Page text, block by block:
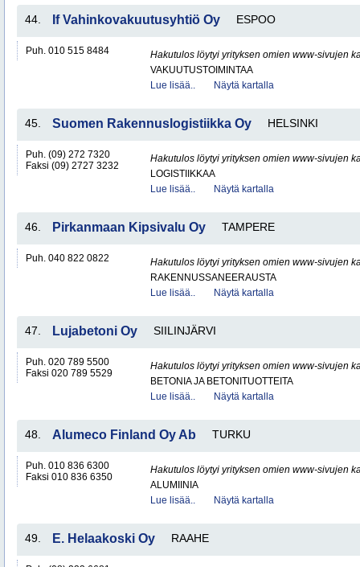
44. If Vahinkovakuutusyhtiö Oy ESPOO
Puh. 010 515 8484
Hakutulos löytyi yrityksen omien www-sivujen
VAKUUTUSTOIMINTAA
Lue lisää..
Näytä kartalla
45. Suomen Rakennuslogistiikka Oy HELSINKI
Puh. (09) 272 7320
Faksi (09) 2727 3232
Hakutulos löytyi yrityksen omien www-sivujen
LOGISTIIKKAA
Lue lisää..
Näytä kartalla
46. Pirkanmaan Kipsivalu Oy TAMPERE
Puh. 040 822 0822
Hakutulos löytyi yrityksen omien www-sivujen
RAKENNUSSANEERAUSTA
Lue lisää..
Näytä kartalla
47. Lujabetoni Oy SIILINJÄRVI
Puh. 020 789 5500
Faksi 020 789 5529
Hakutulos löytyi yrityksen omien www-sivujen
BETONIA JA BETONITUOTTEITA
Lue lisää..
Näytä kartalla
48. Alumeco Finland Oy Ab TURKU
Puh. 010 836 6300
Faksi 010 836 6350
Hakutulos löytyi yrityksen omien www-sivujen
ALUMIINIA
Lue lisää..
Näytä kartalla
49. E. Helaakoski Oy RAAHE